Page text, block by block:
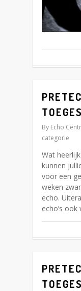
By Echo
categorie
Wat
kunnen
voor een
weken
echo.
echo’s ook